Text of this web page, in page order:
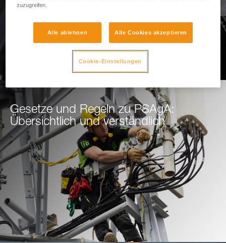
ZUR BERECHNUNG DES STURZRAUMES
Gesetze und Regeln zu PSAgA:
Übersichtlich und verständlich
zuzugreifen.
Alle ablehnen Alle Cookies akzeptieren
Cookie-Einstellungen